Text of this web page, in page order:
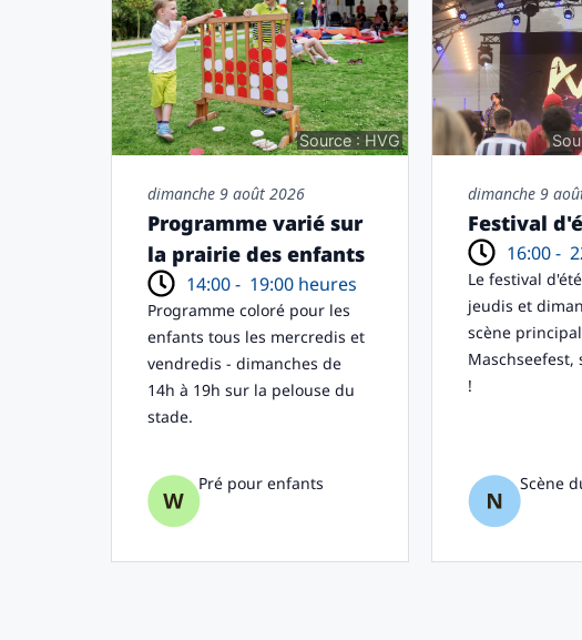
Source : HVG
dimanche 9 août 2026
Programme varié sur
la prairie des enfants
14:00 - 19:00 heures
Programme coloré pour les
enfants tous les mercredis et
vendredis - dimanches de
14h à 19h sur la pelouse du
stade.
Pré pour enfants
dimanche 9
Festival
16:00 -
Le festival
jeudis et
scène
!
Scène